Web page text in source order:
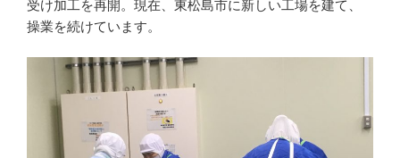
受け加工を再開。現在、東松島市に新しい工場を建て、
操業を続けています。